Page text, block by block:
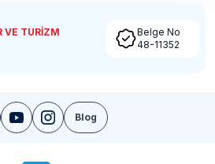
VE TURİZM
Belge No
48-11352
Blog